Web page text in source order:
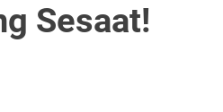
Sesaat!